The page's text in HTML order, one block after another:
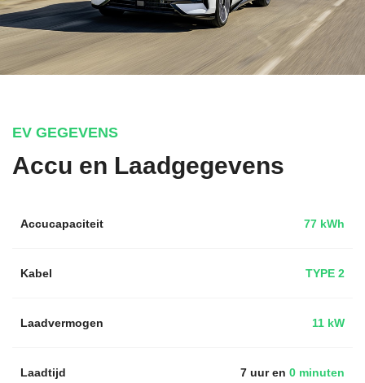
EV GEGEVENS
Accu en Laadgegevens
Accucapaciteit 77 kWh
Kabel TYPE 2
Laadvermogen 11 kW
Laadtijd 7 uur en 0 minuten